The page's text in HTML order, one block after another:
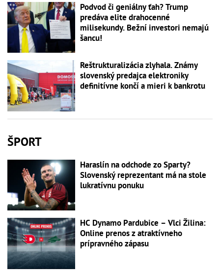
Podvod či geniálny ťah? Trump
predáva elite drahocenné
milisekundy. Bežní investori nemajú
šancu!
Reštrukturalizácia zlyhala. Známy
slovenský predajca elektroniky
definitívne končí a mieri k bankrotu
ŠPORT
Haraslín na odchode zo Sparty?
Slovenský reprezentant má na stole
lukratívnu ponuku
HC Dynamo Pardubice – Vlci Žilina:
Online prenos z atraktívneho
prípravného zápasu